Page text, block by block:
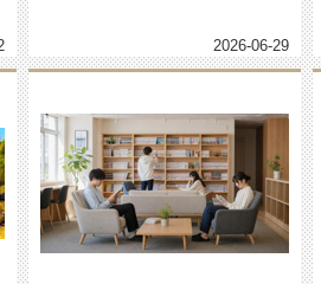
2026-06-29